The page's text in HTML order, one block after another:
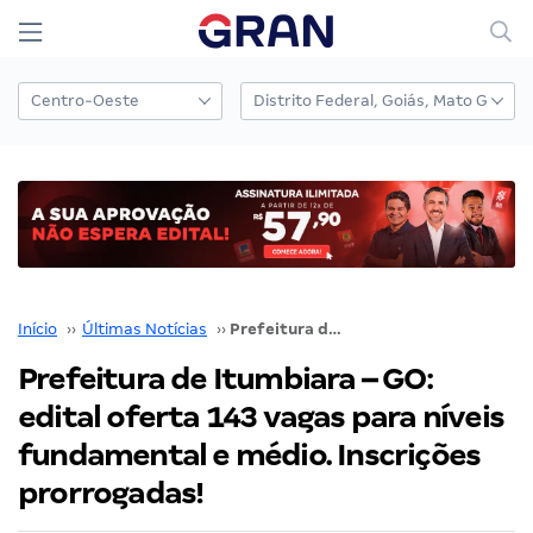
Início ›› Últimas Notícias ›› Prefeitura de Itumbiara – GO: edital oferta 143 vagas para níveis fundamental e médio. Inscrições prorrogadas!
Prefeitura de Itumbiara – GO:
edital oferta 143 vagas para níveis
fundamental e médio. Inscrições
prorrogadas!